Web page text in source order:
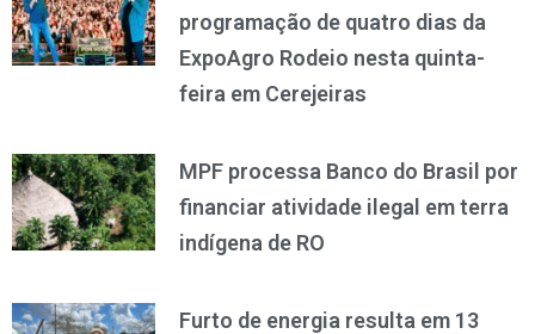
programação de quatro dias da
ExpoAgro Rodeio nesta quinta-
feira em Cerejeiras
MPF processa Banco do Brasil por
financiar atividade ilegal em terra
indígena de RO
Furto de energia resulta em 13